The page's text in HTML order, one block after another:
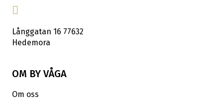
Långgatan 16 77632
Hedemora
OM BY VÅGA
Om oss